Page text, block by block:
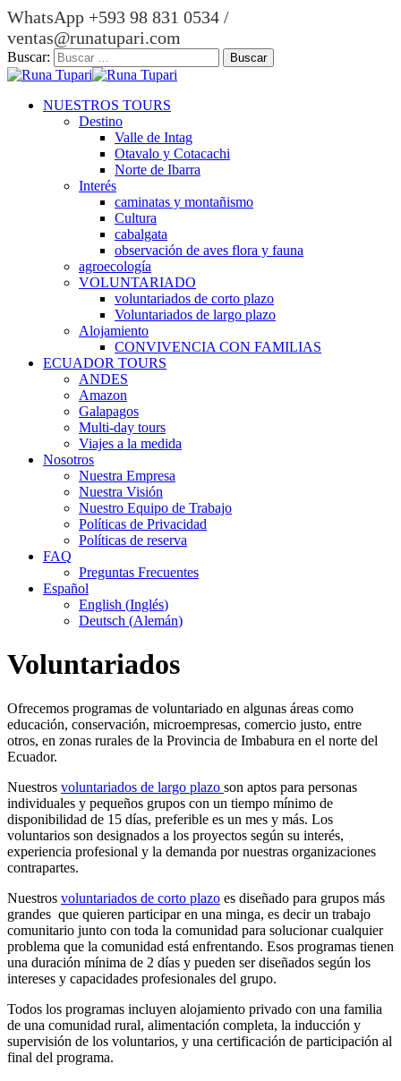
WhatsApp +593 98 831 0534 /
ventas@runatupari.com
Buscar:
NUESTROS TOURS
Destino
Valle de Intag
Otavalo y Cotacachi
Norte de Ibarra
Interés
caminatas y montañismo
Cultura
cabalgata
observación de aves flora y fauna
agroecología
VOLUNTARIADO
voluntariados de corto plazo
Voluntariados de largo plazo
Alojamiento
CONVIVENCIA CON FAMILIAS
ECUADOR TOURS
ANDES
Amazon
Galapagos
Multi-day tours
Viajes a la medida
Nosotros
Nuestra Empresa
Nuestra Visión
Nuestro Equipo de Trabajo
Políticas de Privacidad
Políticas de reserva
FAQ
Preguntas Frecuentes
Español
English (Inglés)
Deutsch (Alemán)
Voluntariados
Ofrecemos programas de voluntariado en algunas áreas como
educación, conservación, microempresas, comercio justo, entre
otros, en zonas rurales de la Provincia de Imbabura en el norte del
Ecuador.
Nuestros voluntariados de largo plazo son aptos para personas
individuales y pequeños grupos con un tiempo mínimo de
disponibilidad de 15 días, preferible es un mes y más. Los
voluntarios son designados a los proyectos según su interés,
experiencia profesional y la demanda por nuestras organizaciones
contrapartes.
Nuestros voluntariados de corto plazo es diseñado para grupos más
grandes que quieren participar en una minga, es decir un trabajo
comunitario junto con toda la comunidad para solucionar cualquier
problema que la comunidad está enfrentando. Esos programas tienen
una duración mínima de 2 días y pueden ser diseñados según los
intereses y capacidades profesionales del grupo.
Todos los programas incluyen alojamiento privado con una familia
de una comunidad rural, alimentación completa, la inducción y
supervisión de los voluntarios, y una certificación de participación al
final del programa.